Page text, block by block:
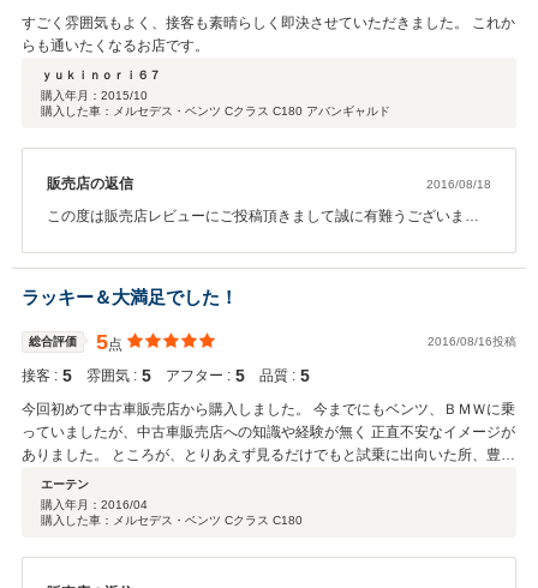
軽に担当営業までご連絡下さいませ。今後とも末永いお付き合いを
宜しくお願い致します。
すごく雰囲気もよく、接客も素晴らしく即決させていただきました。 これか
らも通いたくなるお店です。
ｙｕｋｉｎｏｒｉ６７
購入年月： 2015/10
購入した車：メルセデス・ベンツ Cクラス C180 アバンギャルド
販売店の返信 2016/08/18
この度は販売店レビューにご投稿頂きまして誠に有難うございま
入車購入でも安心してお乗り頂く事が出来る万全のアフターサービ
ス、ご購入後も頼って頂けるセールスアドバイザーの存在等が必要
不可欠であると考えております。南行徳店には自社工場も完備して
おりますので、お車の事でお困りの事がございましたらお気軽に担
当営業までご連絡下さいませ。今後とも末永いお付き合いを宜しく
お願い致します。
ラッキー＆大満足でした！
総合評価 5点 2016/08/16投稿
接客 : 5 雰囲気 : 5 アフター : 5 品質 : 5
今回初めて中古車販売店から購入しました。 今までにもベンツ、ＢＭＷに乗
っていましたが、中古車販売店への知識や経験が無く 正直不安なイメージが
ありました。 ところが、とりあえず見るだけでもと試乗に出向いた所、豊富
な在庫とクオリティーの高さ、価格の安さに負のイメージが一気に払しょく
され希望通りの車を購入することができました。 Ｃ１８０ですが、車両内外
の美麗さはもちろん、新車同様の乗り心地や居住性で中古であることを忘れ
エーテン
購入年月： 2016/04
購入した車：メルセデス・ベンツ Cクラス C180